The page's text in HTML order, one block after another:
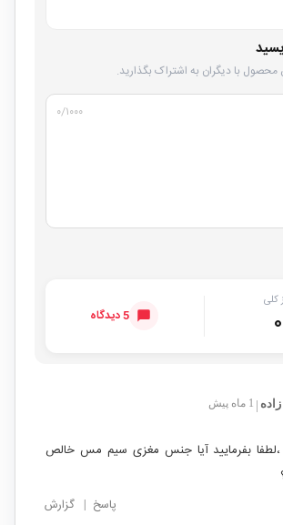
محصول با دیگران به اشتراک بگذارید.
۰/۱۰۰۰
کلی
۰ 5 دیدگاه
1 ماه پیش
بفرمایید آیا جنس مغزی سیم مس خالص
پاسخ | گزارش